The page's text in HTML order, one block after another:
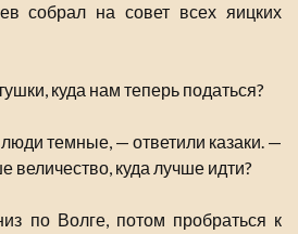
собрал на совет всех яицких
куда нам теперь податься?
темные, — ответили казаки. —
величество, куда лучше идти?
по Волге, потом пробраться к